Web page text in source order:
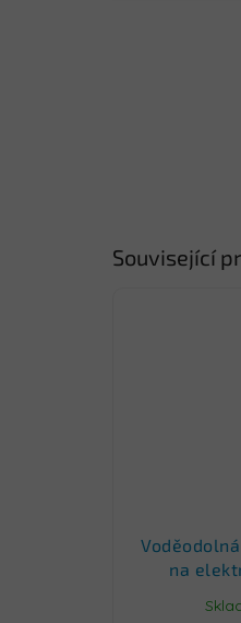
Související
na